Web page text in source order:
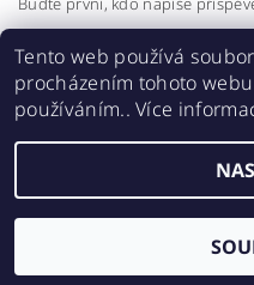
Přidat komentář
2026 ©Realgrow,
Tento web používá
procházením tohoto
používáním.. Více